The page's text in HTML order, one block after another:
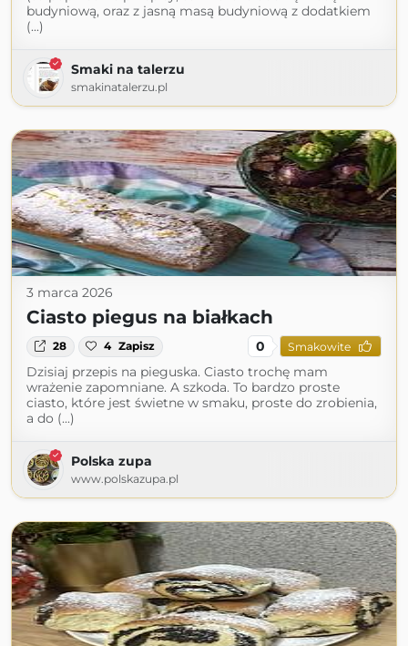
budyniową, oraz z jasną masą budyniową z dodatkiem
(...)
Smaki na talerzu
smakinatalerzu.pl
3 marca 2026
Ciasto piegus na białkach
28 4 Zapisz 0 Smakowite
Dzisiaj przepis na pieguska. Ciasto trochę mam
wrażenie zapomniane. A szkoda. To bardzo proste
ciasto, które jest świetne w smaku, proste do zrobienia,
a do (...)
Polska zupa
www.polskazupa.pl